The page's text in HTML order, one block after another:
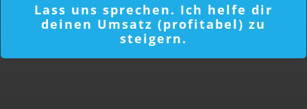
Lass uns sprechen. Ich helfe dir
deinen Umsatz (profitabel) zu
steigern.